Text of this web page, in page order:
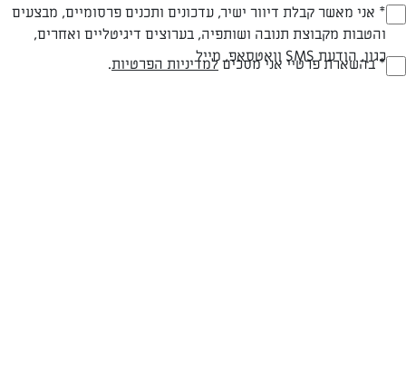
פשטידת ברוקולי משביעה
Opt_In
(חובה)
* אני מאשר קבלת דיוור ישיר, עדכונים ותכנים פרסומיים, מבצעים
והטבות מקבוצת תנובה ושותפיה, בערוצים דיגיטליים ואחרים,
כגון, הודעת SMS וואטסאפ, מייל
RegulationsApproved
* בהשארת פרטיי אני מסכיםלמדיניות הפרטיות.